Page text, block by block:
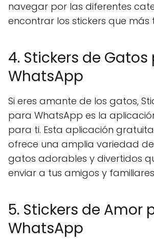
navegar por las diferentes
encontrar los stickers que más
4. Stickers de Gatos
WhatsApp
Si eres amante de los gatos,
para WhatsApp es la
para ti. Esta aplicación
ofrece una amplia variedad
gatos adorables y divertidos
enviar a tus amigos y
5. Stickers de Amor
WhatsApp